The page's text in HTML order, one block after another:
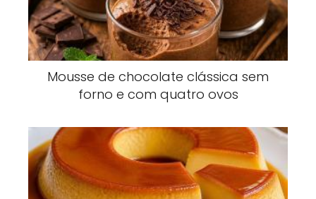
Mousse de chocolate clássica sem
forno e com quatro ovos